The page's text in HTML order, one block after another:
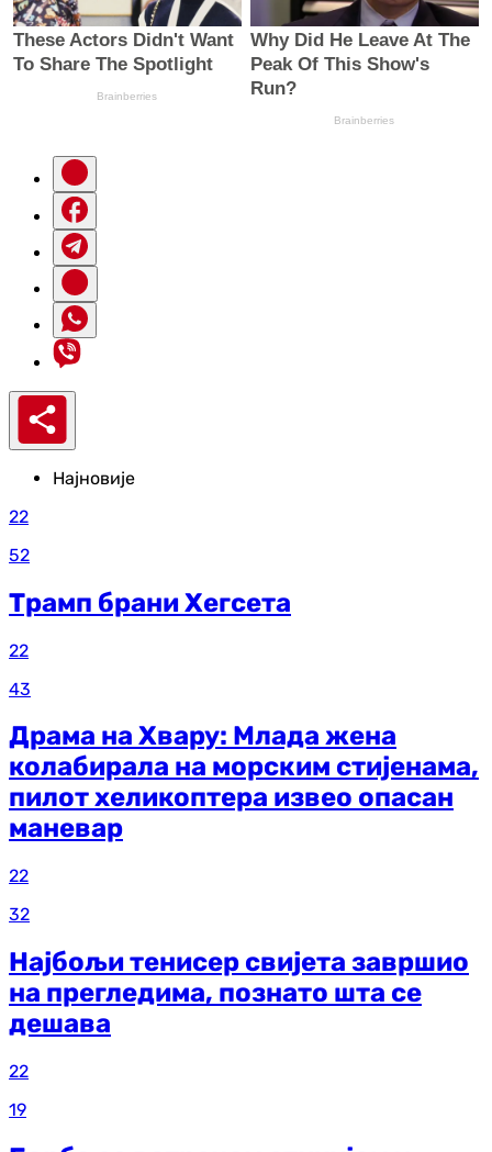
Најновије
22
52
Трамп брани Хегсета
22
43
Драма на Хвару: Млада жена
колабирала на морским стијенама,
пилот хеликоптера извео опасан
маневар
22
32
Најбољи тенисер свијета завршио
на прегледима, познато шта се
дешава
22
19